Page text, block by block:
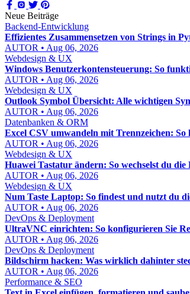
Neue Beiträge
Backend-Entwicklung
Effizientes Zusammensetzen von Strings in
AUTOR • Aug 06, 2026
Webdesign & UX
Windows Benutzerkontensteuerung: So
AUTOR • Aug 06, 2026
Webdesign & UX
Outlook Symbol Übersicht: Alle wichtigen
AUTOR • Aug 06, 2026
Datenbanken & ORM
Excel CSV umwandeln mit Trennzeichen:
AUTOR • Aug 06, 2026
Webdesign & UX
Huawei Tastatur ändern: So wechselst du
AUTOR • Aug 06, 2026
Webdesign & UX
Num Taste Laptop: So findest und nutzt du
AUTOR • Aug 06, 2026
DevOps & Deployment
UltraVNC einrichten: So konfigurieren Sie
AUTOR • Aug 06, 2026
DevOps & Deployment
Bildschirm hacken: Was wirklich dahinter
AUTOR • Aug 06, 2026
Performance & SEO